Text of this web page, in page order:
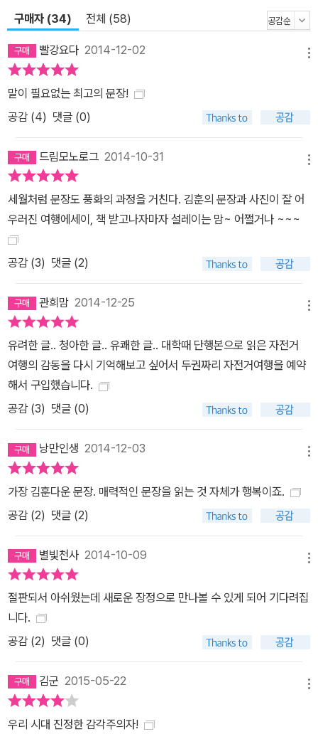
쳐도 마음을 흔드는 새로운 문장들이 넘쳐”날 뿐 아니라, 책을 펴들
때마다 다른 의미로 다가오는 그의 문장을 이 책에서 다시금, 확인한
다.
구매자 (34) 전체 (58)
빨강요다 2014-12-02
말이 필요없는 최고의 문장!
공감 (4) 댓글 (0)
드림모노로그 2014-10-31
세월처럼 문장도 풍화의 과정을 거친다. 김훈의 문장과 사진이 잘 어
우러진 여행에세이, 책 받고나자마자 설레이는 맘~ 어쩔거나 ~~~
공감 (3) 댓글 (2)
관희맘 2014-12-25
유려한 글.. 청아한 글.. 유쾌한 글.. 대학때 단행본으로 읽은 자전거
여행의 감동을 다시 기억해보고 싶어서 두권짜리 자전거여행을 예약
해서 구입했습니다.
공감 (3) 댓글 (0)
낭만인생 2014-12-03
가장 김훈다운 문장. 매력적인 문장을 읽는 것 자체가 행복이죠.
공감 (2) 댓글 (2)
별빛천사 2014-10-09
절판되서 아쉬웠는데 새로운 장정으로 만나볼 수 있게 되어 기다려집
니다.
공감 (2) 댓글 (0)
김군 2015-05-22
우리 시대 진정한 감각주의자!